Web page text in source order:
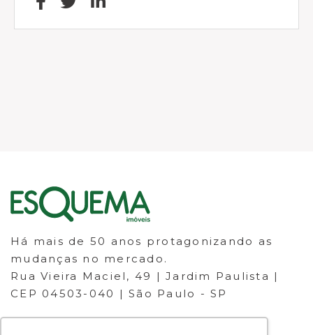
Há mais de 50 anos protagonizando as
mudanças no mercado.
Rua Vieira Maciel, 49 | Jardim Paulista |
CEP 04503-040 | São Paulo - SP